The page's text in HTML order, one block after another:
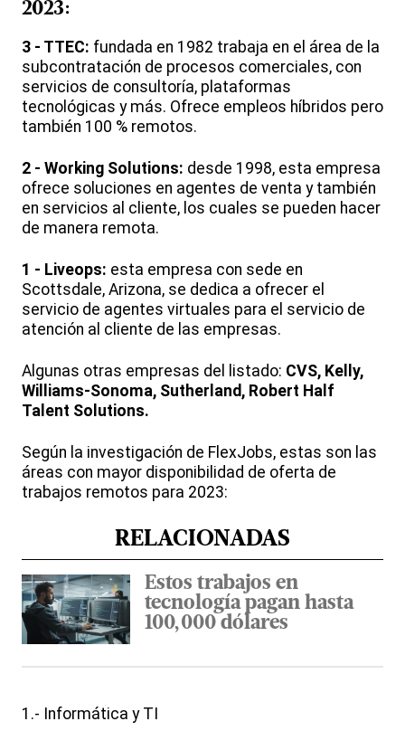
2023:
3 - TTEC: fundada en 1982 trabaja en el área de la
subcontratación de procesos comerciales, con
servicios de consultoría, plataformas
tecnológicas y más. Ofrece empleos híbridos pero
también 100 % remotos.
2 - Working Solutions: desde 1998, esta empresa
ofrece soluciones en agentes de venta y también
en servicios al cliente, los cuales se pueden hacer
de manera remota.
1 - Liveops: esta empresa con sede en
Scottsdale, Arizona, se dedica a ofrecer el
servicio de agentes virtuales para el servicio de
atención al cliente de las empresas.
Algunas otras empresas del listado: CVS, Kelly,
Williams-Sonoma, Sutherland, Robert Half
Talent Solutions.
Según la investigación de FlexJobs, estas son las
áreas con mayor disponibilidad de oferta de
trabajos remotos para 2023:
RELACIONADAS
Estos trabajos en
tecnología pagan hasta
100,000 dólares
1.- Informática y TI